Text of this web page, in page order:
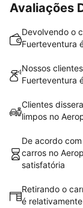
Avaliações
Devolvendo o
Fuerteventura
Nossos
Fuerteventura
Clientes
limpos no
De acordo
carros no
satisfatória
Retirando o
é